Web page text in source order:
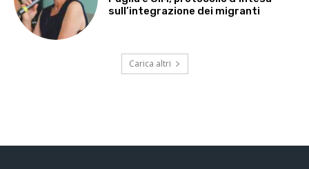
sull’integrazione dei migranti
Carica altri